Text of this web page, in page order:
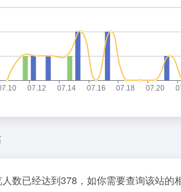
数已经达到378，如你需要查询该站的